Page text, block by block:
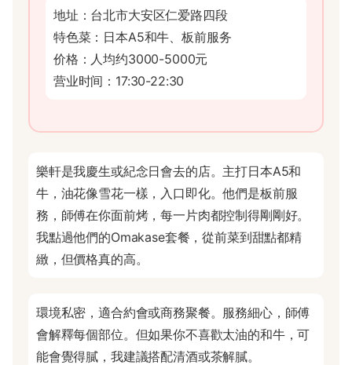
地址：台北市大安区仁爱路四段
特色菜：日本A5和牛、板前服务
价格：人均约3000-5000元
营业时间：17:30-22:30
樂軒是我慶生或紀念日會去的店。主打日本A5和
牛，油花像雪花一樣，入口即化。他們是板前服
務，師傅在你面前烤，每一片肉都控制得剛剛好。
我點過他們的Omakase套餐，從前菜到甜點都精
緻，但價格真的高。
環境私密，適合約會或商務聚餐。服務細心，師傅
會解釋每個部位。但如果你不喜歡太油的和牛，可
能會覺得膩，我建議搭配清酒或茶解膩。